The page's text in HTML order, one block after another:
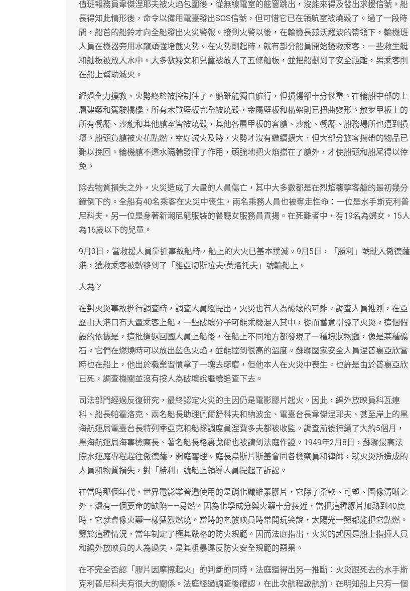
值班報務員韋傑涅耶夫被火焰包圍後，從無線電室的舷窗跳出，沒能來得及發出求援信號。船
長得知此情形後，命令以備用電臺發出SOS信號，但可惜它已在領航室被燒毀了。過了一段時
間，船首的船鈴才向全船發出火災警報。接到火警以後，在輪機長茲沃羅波的帶領下，輪機班
人員在機器旁用水龍頑強堵截火勢。在火勢剛起時，就有部分船員開始搶救乘客，一些救生艇
和舢板被放入水中。大多數婦女和兒童被放入了五條舢板，並把船劃到了安全距離，男乘客則
在船上幫助滅火。
經過全力撲救，火勢終於被控制住了。船雖能獨自航行，但損傷卻十分慘重。在輪船中部的上
層建築和駕駛橋樓，所有木質壁板完全被燒毀，金屬壁板和構架則已扭曲變形。散步甲板上的
所有餐廳、沙龍和其他艙室皆被燒毀，其他各層甲板的客艙、沙龍、餐廳、船務場所也遭到損
壞。船頭貨艙被火花點燃，幸好滅火及時，火勢才沒有繼續擴大，但大部分旅客攜帶的物品已
難以挽回。輪機艙不透水隔牆發揮了作用，頑強地把火焰擋在了艙外，才使船頭和船尾得以倖
免。
除去物質損失之外，火災造成了大量的人員傷亡，其中大多數都是在烈焰襲擊客艙的最初幾分
鐘倒下的。全船有40名乘客在火災中喪生，兩名乘務人員也被奪走性命：一位是水手斯克利普
尼科夫，另一位是身著新潮尼龍服裝的餐廳女服務員貢揚。在死難者中，有19名為婦女，15人
為16歲以下的兒童。
9月3日，當救援人員靠近事故船時，船上的大火已基本撲滅。9月5日，「勝利」號駛入傲德薩
港，獲救乘客被轉移到了「維亞切斯拉夫•莫洛托夫」號輪船上。
人為？
在對火災事故進行調查時，調查人員還提出，火災也有人為破壞的可能。調查人員推測，在亞
歷山大港口有大量乘客上船，一些破壞分子可能乘機混入其中，從而蓄意引發了火災。這個假
設的依據是，這批遣返回國人員上船後，在船上不同地方都發現了一種塊狀物體，像是某種礦
石。它們在燃燒時可以放出藍色火焰，並能達到很高的溫度。蘇聯國家安全人員涅普裏亞欣當
時也在船上，他出於職業習慣拿了一塊去琢磨，但他本人在火災中喪生。也許是由於普裏亞欣
已死，調查機關並沒有按人為破壞說繼續追查下去。
司法部門經過反復研究，最終認定火災的主因仍是電影膠片起火。因此，編外放映員科瓦連
科、船長帕霍洛克、兩名船長助理佩爾舒科夫和納波金、電臺台長韋傑涅耶夫、甚至岸上的黑
海航運局電臺台長特列季亞克和船隊調度員涅費多夫都被收監。調查前後持續了大約5個月，
黑海航運局海事檢察長、著名船長格裏戈爾也被請到法庭作證。1949年2月8日，蘇聯最高法
院水運庭專程趕往傲德薩，開庭審理。庭長烏斯片斯基會同各檢察員和律師，就火災所造成的
人員和物質損失，對「勝利」號船上領導人員提起了訴訟。
在當時那個年代，世界電影業普遍使用的是硝化纖維素膠片，它除了柔軟、可塑、圖像清晰之
外，還有一個要命的缺陷——易燃。因為化學成分與火藥十分接近，當把這種膠片加熱到40度
時，它就會像火藥一樣猛烈燃燒。當時的老放映員時常開玩笑說，太陽光一照都能把它點燃。
鑒於這種情況，當年制定了極其嚴格的防火規範。因而法庭指出，火災的起因是船上指揮人員
和編外放映員的人為過失，是其粗暴違反防火安全規範的惡果。
在不完全否認「膠片因摩擦起火」的判斷的同時，法庭還得出另一推斷：火災跟死去的水手斯
克利普尼科夫有很大的關係。法庭經過調查後確認，在此次航程啟航前，在明知船上只有一個